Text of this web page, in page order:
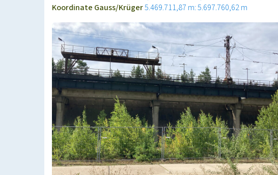
Koordinate Gauss/Krüger5.469.711,87 m: 5.697.760,62 m